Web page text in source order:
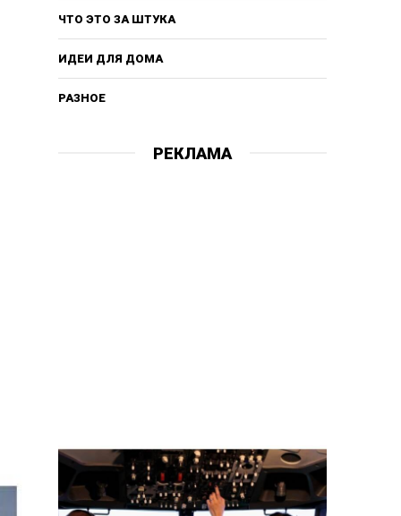
ЧТО ЭТО ЗА ШТУКА
ИДЕИ ДЛЯ ДОМА
РАЗНОЕ
РЕКЛАМА